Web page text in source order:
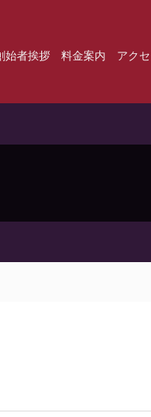
始者挨拶 料金案内 アク